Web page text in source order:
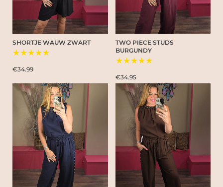
SHORTJE WAUW ZWART
★★★★★
€34.99
TWO PIECE STUDS
BURGUNDY
★★★★★
€34.95